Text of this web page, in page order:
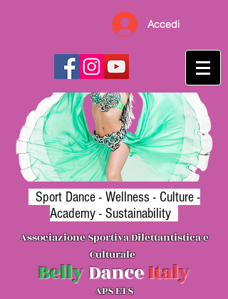
Accedi
Sport Dance - Wellness - Culture -
Academy - Sustainability
Associazione Sportiva Dilettantistica e
Culturale
BellyDanceItaly
APS ETS